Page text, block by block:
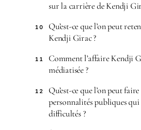
sur la carrière de Kendji
10
Qu’est-ce que l’on peut
Kendji Girac ?
11
Comment l’affaire Kendji
médiatisée ?
12
Qu’est-ce que l’on peut
personnalités publiques
difficultés ?